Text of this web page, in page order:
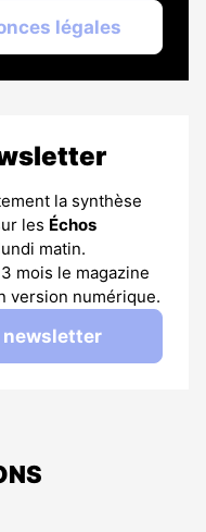
légales
la synthèse
les Échos
matin.
mois le magazine
version numérique.
newsletter